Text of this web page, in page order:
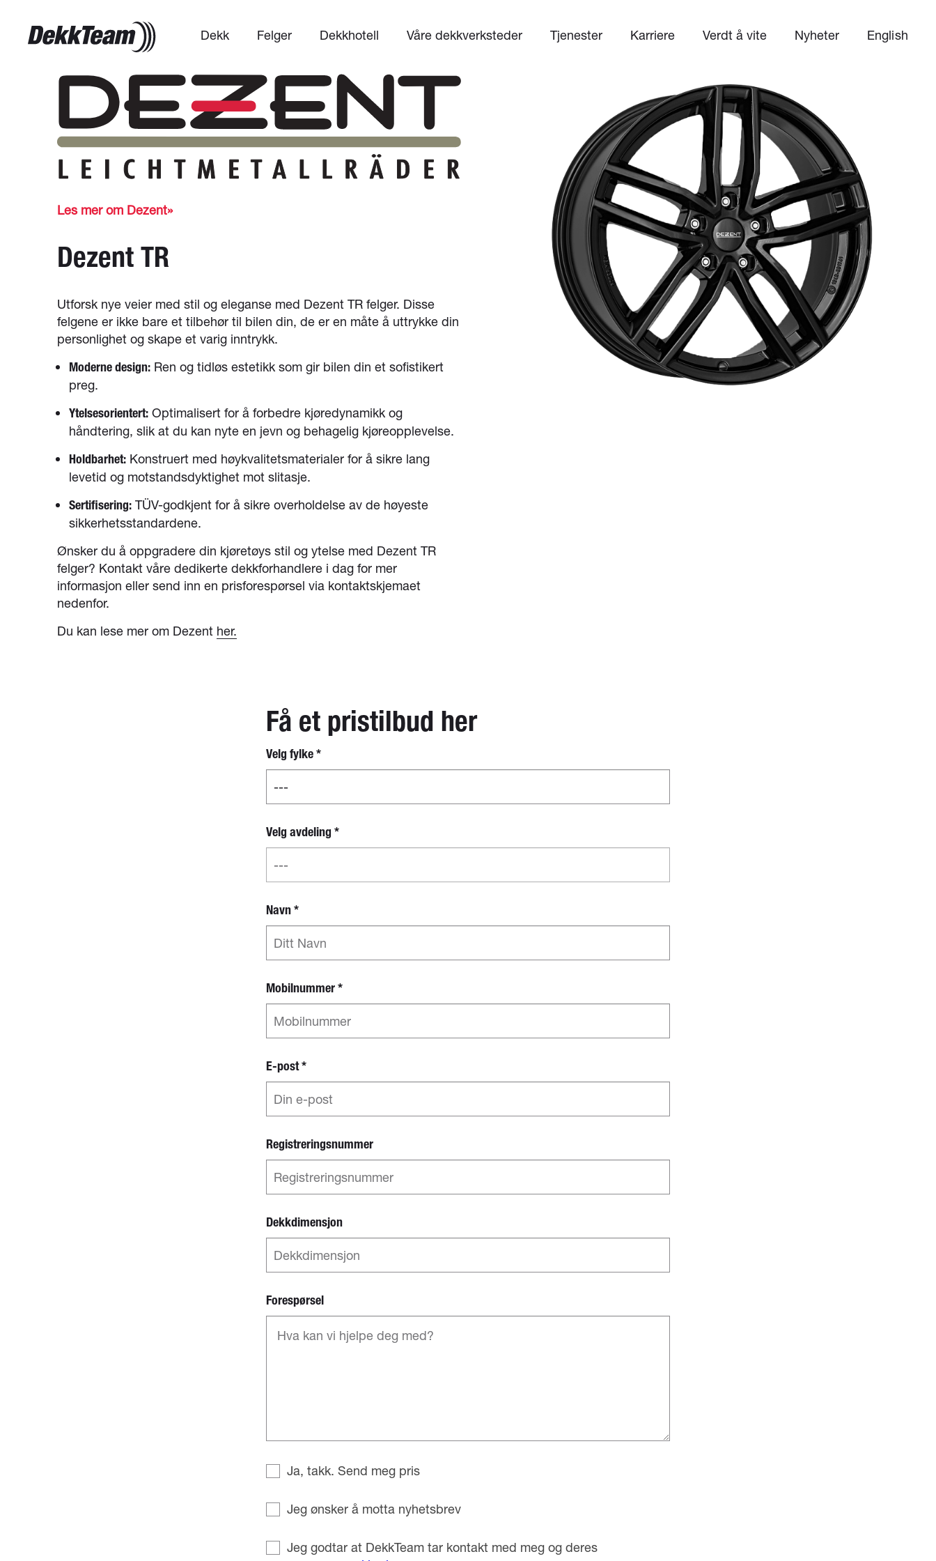
Dekk Felger Dekkhotell Våre dekkverksteder Tjenester Karriere Verdt å vite Nyheter English
Les mer om Dezent
Dezent TR
Utforsk nye veier med stil og eleganse med Dezent TR felger. Disse
felgene er ikke bare et tilbehør til bilen din, de er en måte å uttrykke din
personlighet og skape et varig inntrykk.
Moderne design: Ren og tidløs estetikk som gir bilen din et sofistikert
preg.
Ytelsesorientert: Optimalisert for å forbedre kjøredynamikk og
håndtering, slik at du kan nyte en jevn og behagelig kjøreopplevelse.
Holdbarhet: Konstruert med høykvalitetsmaterialer for å sikre lang
levetid og motstandsdyktighet mot slitasje.
Sertifisering: TÜV-godkjent for å sikre overholdelse av de høyeste
sikkerhetsstandardene.
Ønsker du å oppgradere din kjøretøys stil og ytelse med Dezent TR
felger? Kontakt våre dedikerte dekkforhandlere i dag for mer
informasjon eller send inn en prisforespørsel via kontaktskjemaet
nedenfor.
Du kan lese mer om Dezent her.
Få et pristilbud her
Nytt
skjema -
avdeling
Velg fylke*
Velg avdeling *
Navn*
Mobilnummer*
E-post*
Registreringsnummer
Dekkdimensjon
Forespørsel
Ja, takk. Send meg pris
Jeg ønsker å motta nyhetsbrev
Jeg godtar at DekkTeam tar kontakt med meg og deres